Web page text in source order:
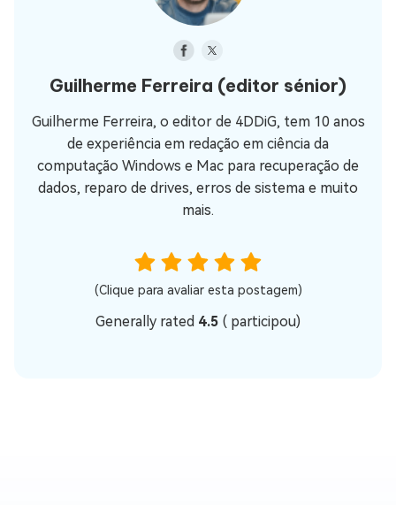
Guilherme Ferreira (editor sénior)
Guilherme Ferreira, o editor de 4DDiG, tem 10 anos
de experiência em redação em ciência da
computação Windows e Mac para recuperação de
dados, reparo de drives, erros de sistema e muito
mais.
(Clique para avaliar esta postagem)
Generally rated 4.5 ( participou)